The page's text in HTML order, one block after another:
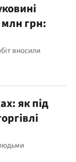
грн:
вносили
як під